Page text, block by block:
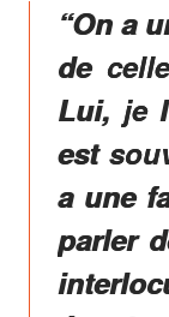
“On a
de
Lui, je
est
a une
parler